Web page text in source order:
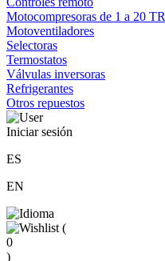
Motocompresoras de 1 a 20 TR
Motoventiladores
Selectoras
Termostatos
Válvulas inversoras
Refrigerantes
Otros repuestos
Iniciar sesión
ES
EN
(
0
)